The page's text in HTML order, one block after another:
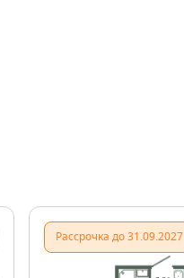
Рассрочка до 31.09.2027